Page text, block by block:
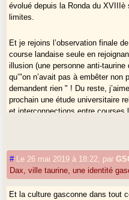
évolué depuis la Ronda du
limites.
Et je rejoins l’observation finale
course landaise seule en
illusion (une personne anti-
qu’"on n’avait pas à embêter
demandent rien " ! Du reste,
prochain une étude universitaire
et interconnections entre courses
#
Le 26 mai 2019 à 18:22 par
Dax, ville taurine, une identité
Et la culture gasconne dans tout